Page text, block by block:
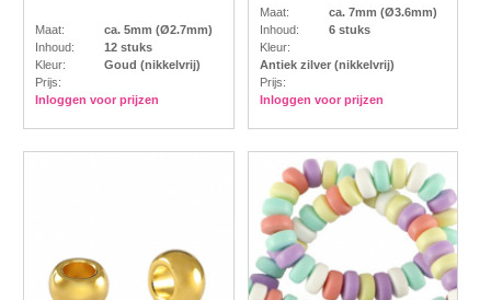
Maat:
ca. 5mm (Ø2.7mm)
Inhoud:
12 stuks
Kleur:
Goud (nikkelvrij)
Prijs:
Inloggen voor prijzen
Maat:
ca. 7mm (Ø3.6mm)
Inhoud:
6 stuks
Kleur:
Antiek zilver (nikkelvrij)
Prijs:
Inloggen voor prijzen